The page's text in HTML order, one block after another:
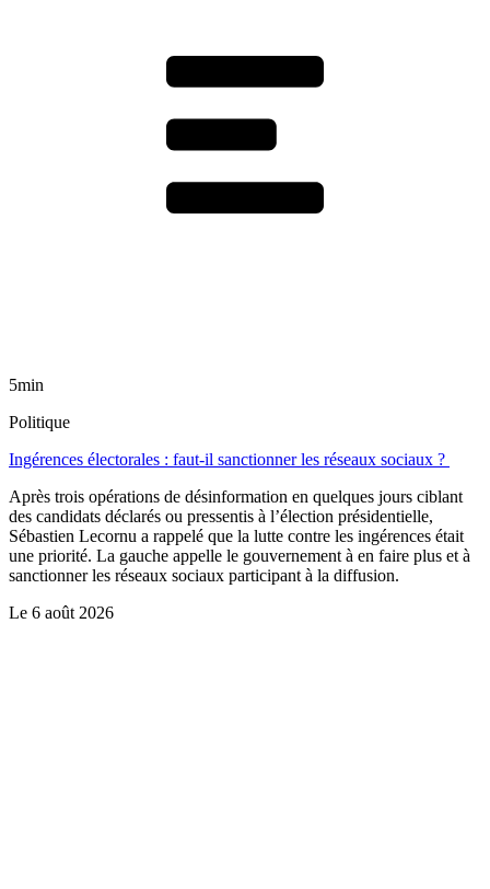
5min
Politique
Ingérences électorales : faut-il sanctionner les réseaux sociaux ?
Après trois opérations de désinformation en quelques jours ciblant
des candidats déclarés ou pressentis à l’élection présidentielle,
Sébastien Lecornu a rappelé que la lutte contre les ingérences était
une priorité. La gauche appelle le gouvernement à en faire plus et à
sanctionner les réseaux sociaux participant à la diffusion.
Le 6 août 2026